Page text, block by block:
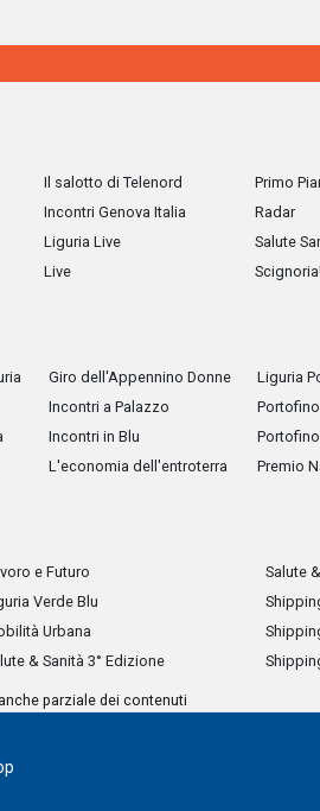
Il salotto di Telenord
Incontri Genova Italia
Liguria Live
Live
Primo
Radar
Salute
Scignoria!
Giro dell'Appennino Donne
Incontri a Palazzo
Incontri in Blu
L'economia dell'entroterra
Liguria
Premio
e Futuro
Verde Blu
Urbana
& Sanità 3° Edizione
Salute
parziale dei contenuti